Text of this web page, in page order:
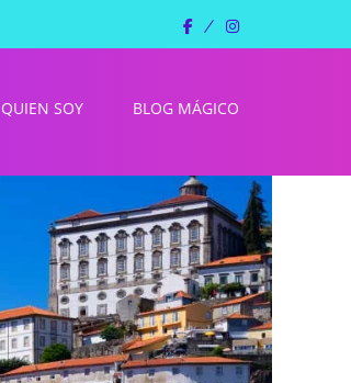
facebookinstagram
QUIEN SOY BLOG MÁGICO